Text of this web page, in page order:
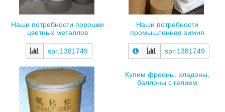
Наши потребности порошки
цветных металлов
spr:1381749
Наши потребности
промышленная химия
spr:1381749
Купим фреоны, хладоны,
баллоны с гелием